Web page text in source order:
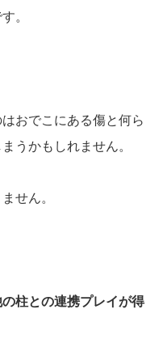
。
おでこにある傷と何ら
うかもしれません。
せん。
柱との連携プレイが得